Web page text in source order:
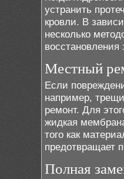
устранить
кровли. В
несколько
Местный
Если
например,
ремонт. Для
жидкая
того как
предотвращает
Полная